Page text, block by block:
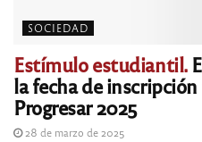
SOCIEDAD
Estímulo estudiantil.
la fecha de inscripción
Progresar 2025
28 de marzo de 2025